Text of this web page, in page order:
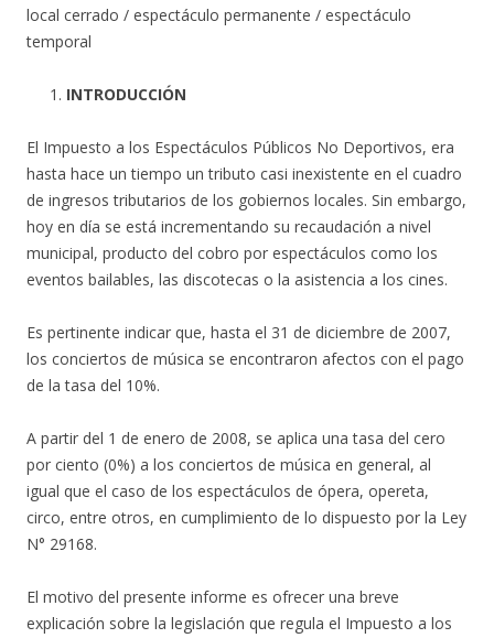
local cerrado / espectáculo permanente / espectáculo
temporal
INTRODUCCIÓN
El Impuesto a los Espectáculos Públicos No Deportivos, era
hasta hace un tiempo un tributo casi inexistente en el cuadro
de ingresos tributarios de los gobiernos locales. Sin embargo,
hoy en día se está incrementando su recaudación a nivel
municipal, producto del cobro por espectáculos como los
eventos bailables, las discotecas o la asistencia a los cines.
Es pertinente indicar que, hasta el 31 de diciembre de 2007,
los conciertos de música se encontraron afectos con el pago
de la tasa del 10%.
A partir del 1 de enero de 2008, se aplica una tasa del cero
por ciento (0%) a los conciertos de música en general, al
igual que el caso de los espectáculos de ópera, opereta,
circo, entre otros, en cumplimiento de lo dispuesto por la Ley
N° 29168.
El motivo del presente informe es ofrecer una breve
explicación sobre la legislación que regula el Impuesto a los